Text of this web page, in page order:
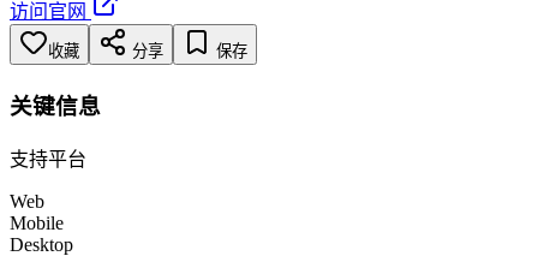
访问官网
收藏 分享 保存
关键信息
支持平台
Web
Mobile
Desktop